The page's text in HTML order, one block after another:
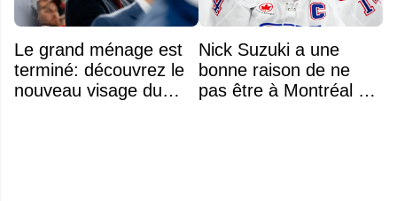
Le grand ménage est
terminé: découvrez le
nouveau visage du
Nick Suzuki a une
bonne raison de ne
pas être à Montréal cet